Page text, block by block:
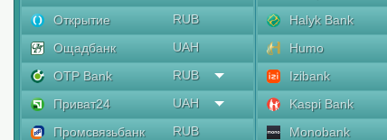
Открытие
RUB
Ощадбанк
UAH
OTP Bank
RUB
Приват24
UAH
Промсвязьбанк
RUB
Halyk Bank
Humo
Izibank
Kaspi Bank
Monobank